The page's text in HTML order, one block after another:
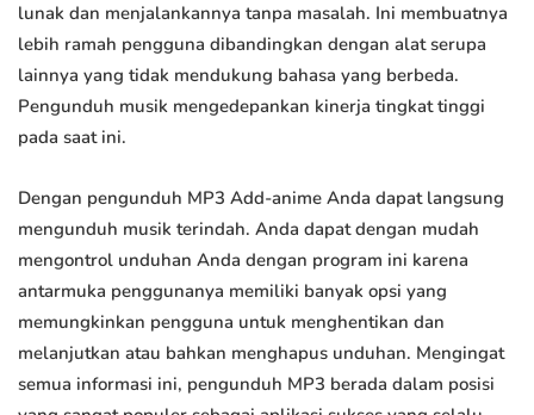
lunak dan menjalankannya tanpa masalah. Ini membuatnya
lebih ramah pengguna dibandingkan dengan alat serupa
lainnya yang tidak mendukung bahasa yang berbeda.
Pengunduh musik mengedepankan kinerja tingkat tinggi
pada saat ini.
Dengan pengunduh MP3 Add-anime Anda dapat langsung
mengunduh musik terindah. Anda dapat dengan mudah
mengontrol unduhan Anda dengan program ini karena
antarmuka penggunanya memiliki banyak opsi yang
memungkinkan pengguna untuk menghentikan dan
melanjutkan atau bahkan menghapus unduhan. Mengingat
semua informasi ini, pengunduh MP3 berada dalam posisi